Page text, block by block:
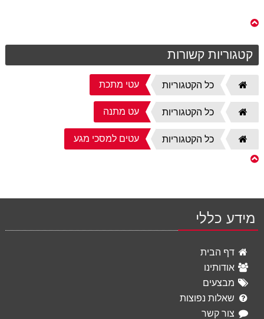
קטגוריות קשורות
דף
הבית
כל הקטגוריות עטי מתכת
דף
הבית
כל הקטגוריות עט מתנה
דף
הבית
כל הקטגוריות עטים למסכי מגע
מידע כללי
דף הבית
אודותינו
מבצעים
שאלות נפוצות
צור קשר